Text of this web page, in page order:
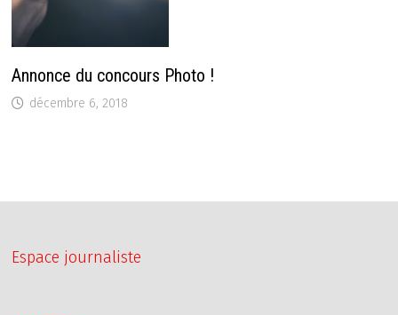
Annonce du concours Photo !
décembre 6, 2018
Espace journaliste